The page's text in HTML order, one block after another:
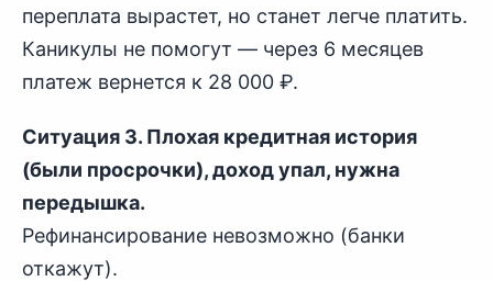
переплата вырастет, но станет легче платить.
Каникулы не помогут — через 6 месяцев
платеж вернется к 28 000 ₽.
Ситуация 3. Плохая кредитная история
(были просрочки), доход упал, нужна
передышка.
Рефинансирование невозможно (банки
откажут).